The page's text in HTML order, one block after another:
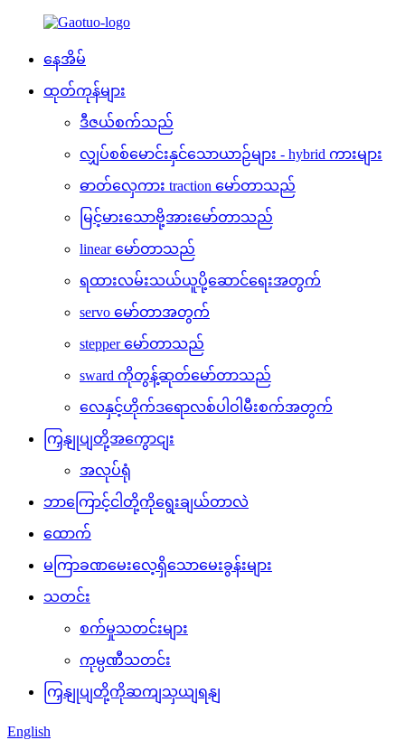
နေအိမ်
ထုတ်ကုန်များ
ဒီဇယ်စက်သည်
လျှပ်စစ်မောင်းနှင်သောယာဉ်များ - hybrid ကားများ
ဓာတ်လှေကား traction မော်တာသည်
မြင့်မားသောဗို့အားမော်တာသည်
linear မော်တာသည်
ရထားလမ်းသယ်ယူပို့ဆောင်ရေးအတွက်
servo မော်တာအတွက်
stepper မော်တာသည်
sward ကိုတွန့်ဆုတ်မော်တာသည်
လေနှင့်ဟိုက်ဒရောလစ်ပါဝါမီးစက်အတွက်
ကြှနျုပျတို့အကွောငျး
အလုပ်ရုံ
ဘာကြောင့်ငါတို့ကိုရွေးချယ်တာလဲ
ထောက်
မကြာခဏမေးလေ့ရှိသောမေးခွန်းများ
သတင်း
စက်မှုသတင်းများ
ကုမ္ပဏီသတင်း
ကြှနျုပျတို့ကိုဆကျသှယျရနျ
English